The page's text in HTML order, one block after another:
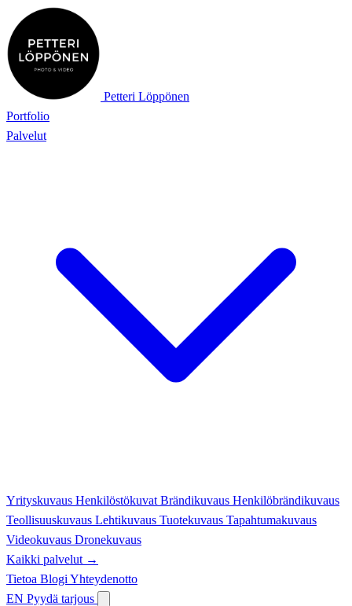
Petteri Löppönen
Portfolio
Palvelut
Yrityskuvaus Henkilöstökuvat Brändikuvaus Henkilöbrändikuvaus
Teollisuuskuvaus Lehtikuvaus Tuotekuvaus Tapahtumakuvaus
Videokuvaus Dronekuvaus
Kaikki palvelut →
Tietoa Blogi Yhteydenotto
EN Pyydä tarjous